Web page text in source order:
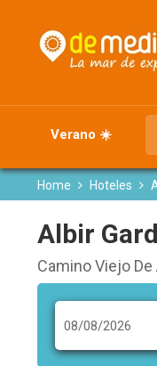
Verano ☀️
Home Hoteles
Albir
Camino Viejo De